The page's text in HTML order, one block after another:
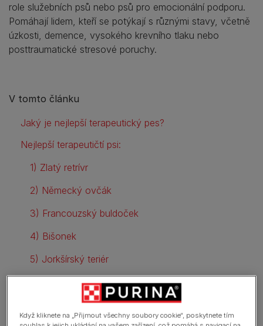
role služebních psů nebo psů pro emocionální podporu.
Pomáhají lidem, kteří se potýkají s různými stavy, včetně
úzkosti, demence, vysokého krevního tlaku nebo
posttraumatické stresové poruchy.
V tomto článku
Jaký je nejlepší terapeutický pes?
Nejlepší terapeutičtí psi:
1) Zlatý retrívr
2) Německý ovčák
3) Francouzský buldoček
4) Bišonek
5) Jorkšírský teriér
6) Pomeranian
Když kliknete na „Přijmout všechny soubory cookie“, poskytnete tím